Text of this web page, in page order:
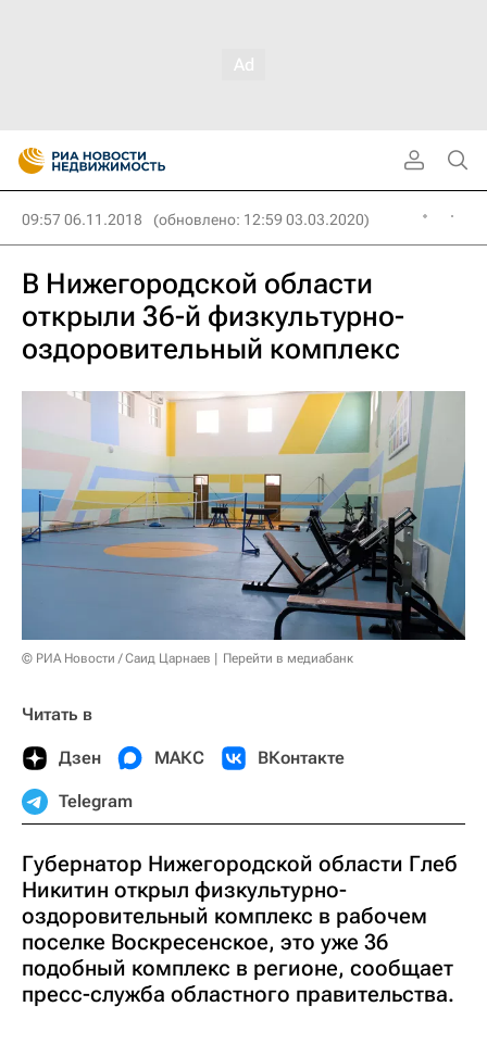
09:57 06.11.2018 (обновлено: 12:59 03.03.2020)
В Нижегородской области
открыли 36-й физкультурно-
оздоровительный комплекс
© РИА Новости / Саид Царнаев Перейти в медиабанк
Читать в
Дзен МАКС ВКонтакте
Telegram
Губернатор Нижегородской области Глеб
Никитин открыл физкультурно-
оздоровительный комплекс в рабочем
поселке Воскресенское, это уже 36
подобный комплекс в регионе, сообщает
пресс-служба областного правительства.